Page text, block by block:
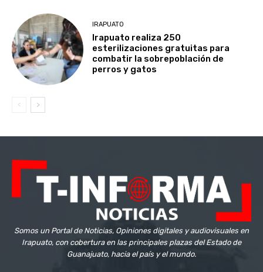
IRAPUATO
Irapuato realiza 250
esterilizaciones gratuitas para
combatir la sobrepoblación de
perros y gatos
Somos un Portal de Noticias, Opiniones digitales y audiovisuales en
Irapuato, con cobertura en las principales plazas del Estado de
Guanajuato, hacia el país y el mundo.